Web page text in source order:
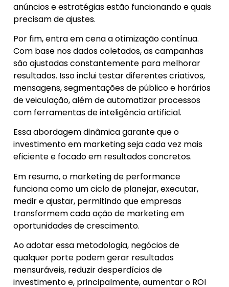
anúncios e estratégias estão funcionando e quais
precisam de ajustes.
Por fim, entra em cena a otimização contínua.
Com base nos dados coletados, as campanhas
são ajustadas constantemente para melhorar
resultados. Isso inclui testar diferentes criativos,
mensagens, segmentações de público e horários
de veiculação, além de automatizar processos
com ferramentas de inteligência artificial.
Essa abordagem dinâmica garante que o
investimento em marketing seja cada vez mais
eficiente e focado em resultados concretos.
Em resumo, o marketing de performance
funciona como um ciclo de planejar, executar,
medir e ajustar, permitindo que empresas
transformem cada ação de marketing em
oportunidades de crescimento.
Ao adotar essa metodologia, negócios de
qualquer porte podem gerar resultados
mensuráveis, reduzir desperdícios de
investimento e, principalmente, aumentar o ROI